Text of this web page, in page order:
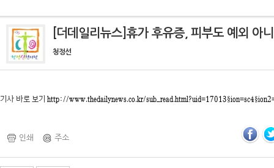
[더데일리뉴스]휴가 후유증, 피부도 예외 아
청정선
기사 바로 보기 http://www.thedailynews.co.kr/
인쇄 주소